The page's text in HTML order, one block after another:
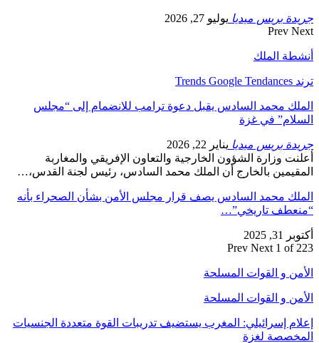
جريدة بريس ميديا يوليو 27, 2026
Prev Next
أنشطة الملك
ترند Trends Google Tendances
الملك محمد السادس يقبل دعوة ترامب للانضمام إلى “مجلس
السلام” في غزة
جريدة بريس ميديا يناير 22, 2026
أعلنت وزارة الشؤون الخارجية والتعاون الإفريقي والمغاربة
المقيمين بالخارج أن الملك محمد السادس، رئيس لجنة القدس،…
الملك محمد السادس يصف قرار مجلس الأمن بشأن الصحراء بأنه
“منعطف تاريخي”…
أكتوبر 31, 2025
Prev Next 1 of 223
الأمن و القوات المسلحة
الأمن و القوات المسلحة
إعلام إسرائيلي: المغرب يستضيف تدريبات القوة متعددة الجنسيات
المخصصة لغزة